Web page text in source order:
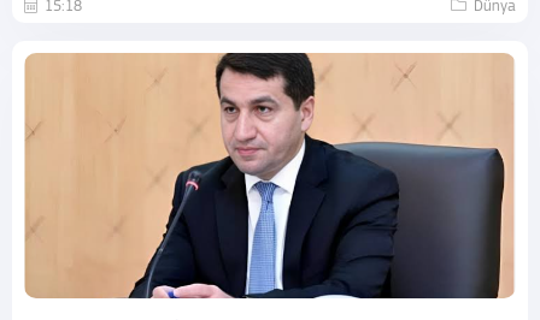
15:18 Dünya